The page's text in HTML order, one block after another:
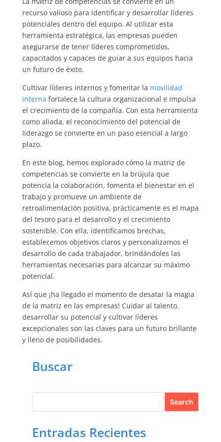
recurso valioso para identificar y desarrollar líderes
potenciales dentro del equipo. Al utilizar esta
herramienta estratégica, las empresas pueden
asegurarse de tener líderes comprometidos,
capacitados y capaces de guiar a sus equipos hacia
un futuro de éxito.
Cultivar líderes internos y fomentar la movilidad
interna fortalece la cultura organizacional e impulsa
el crecimiento de la compañía. Con esta herramienta
como aliada, el reconocimiento del potencial de
liderazgo se convierte en un paso esencial a largo
plazo.
En este blog, hemos explorado cómo la matriz de
competencias se convierte en la brújula que
potencia la colaboración, fomenta el bienestar en el
trabajo y promueve un ambiente de
retroalimentación positiva, prácticamente es el mapa
del tesoro para el desarrollo y el crecimiento
sostenible. Con ella, identificamos brechas,
establecemos objetivos claros y personalizamos el
desarrollo de cada trabajador, brindándoles las
herramientas necesarias para alcanzar su máximo
potencial.
Así que ¡ha llegado el momento de desatar la magia
de la matriz en las empresas! Cuidar al talento,
desarrollar su potencial y cultivar líderes
excepcionales son las claves para un futuro brillante
y lleno de posibilidades.
Buscar
Entradas Recientes